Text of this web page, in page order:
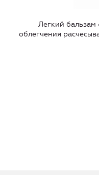
Легкий
облегчения